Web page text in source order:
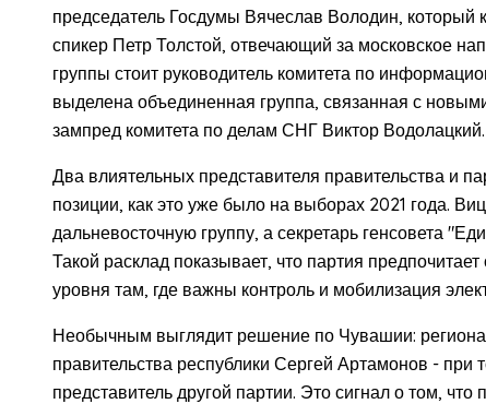
председатель Госдумы Вячеслав Володин, который
спикер Петр Толстой, отвечающий за московское
группы стоит руководитель комитета по
выделена объединенная группа, связанная с
зампред комитета по делам СНГ Виктор Водолацкий.
Два влиятельных представителя правительства и
позиции, как это уже было на выборах 2021 года.
дальневосточную группу, а секретарь генсовета
Такой расклад показывает, что партия
уровня там, где важны контроль и мобилизация
Необычным выглядит решение по Чувашии:
правительства республики Сергей Артамонов - при
представитель другой партии. Это сигнал о том,